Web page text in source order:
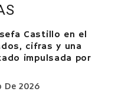
Castillo en el
cifras y una
impulsada por
De 2026